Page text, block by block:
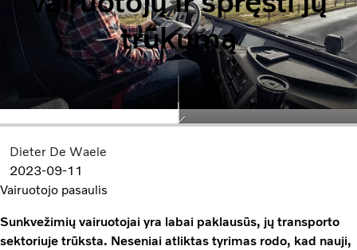
Volvo Truck Builder
Kontaktai
Naujienos
Apie mus
trūkumą
Dieter De Waele
2023-09-11
Vairuotojo pasaulis
Sunkvežimių vairuotojai yra labai paklausūs, jų transporto
sektoriuje trūksta. Neseniai atliktas tyrimas rodo, kad nauji,